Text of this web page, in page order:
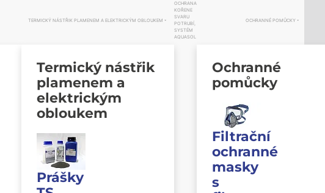
TERMICKÝ NÁSTŘIK PLAMENEM A ELEKTRICKÝM OBLOUKEM
Termický nástřik
plamenem a
elektrickým
obloukem
Prášky
OCHRANA
KOŘENE
SVARU
POTRUBÍ,
SYSTÉM
AQUASOL
OCHRANNÉ POMŮCKY
Ochranné
pomůcky
Filtrační
ochranné
masky
s